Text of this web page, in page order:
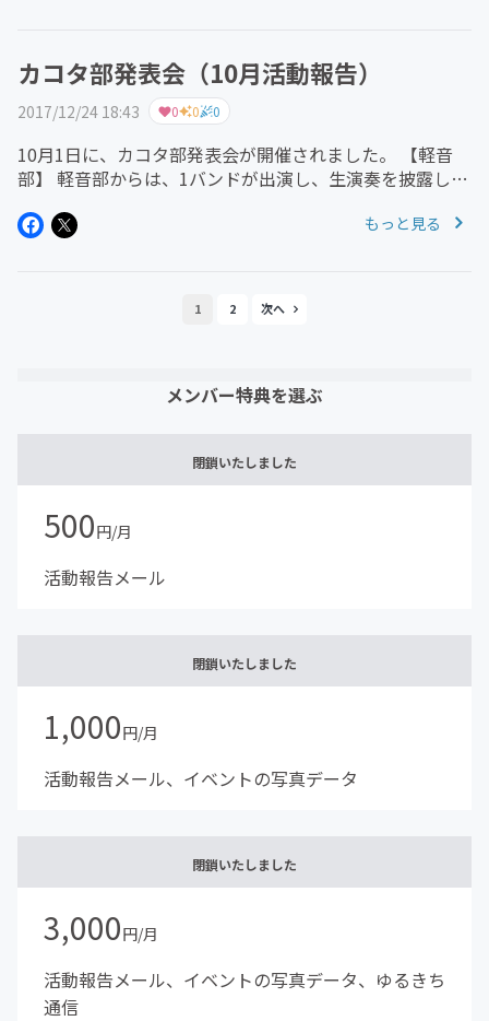
カコタ部発表会（10月活動報告）
2017/12/24 18:43 0 0 0
10月1日に、カコタ部発表会が開催されました。 【軽音
部】 軽音部からは、1バンドが出演し、生演奏を披露しま
もありましたが、それ以上に、ステージを楽しんでいる様
もっと見る
1 2
メンバー特典を選ぶ
閉鎖いたしました
500円/月
活動報告メール
閉鎖いたしました
1,000円/月
活動報告メール、イベントの写真データ
閉鎖いたしました
3,000円/月
活動報告メール、イベントの写真データ、ゆるきち
通信